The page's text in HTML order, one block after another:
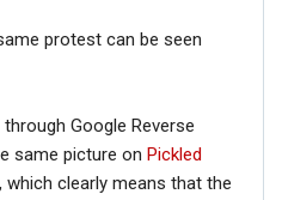
protest can be seen
Google Reverse
same picture on Pickled
which clearly means that the